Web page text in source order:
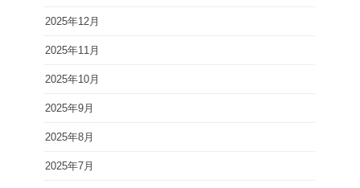
2025年12月
2025年11月
2025年10月
2025年9月
2025年8月
2025年7月